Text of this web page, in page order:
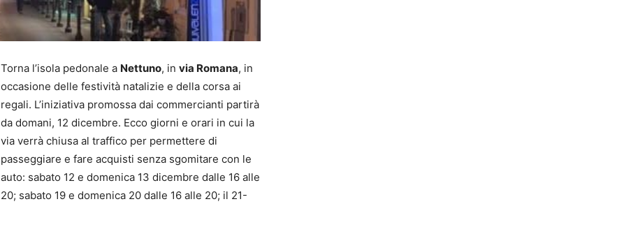
Torna l’isola pedonale a Nettuno, in via Romana, in
occasione delle festività natalizie e della corsa ai
regali. L’iniziativa promossa dai commercianti partirà
da domani, 12 dicembre. Ecco giorni e orari in cui la
via verrà chiusa al traffico per permettere di
passeggiare e fare acquisti senza sgomitare con le
auto: sabato 12 e domenica 13 dicembre dalle 16 alle
20; sabato 19 e domenica 20 dalle 16 alle 20; il 21-